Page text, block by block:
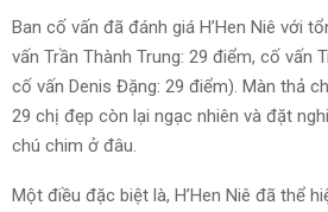
Ban cố vấn đã đánh giá H’Hen Niê với
vấn Trần Thành Trung: 29 điểm, cố vấn
cố vấn Denis Đặng: 29 điểm). Màn thả
29 chị đẹp còn lại ngạc nhiên và đặt
chú chim ở đâu.
Một điều đặc biệt là, H’Hen Niê đã thể